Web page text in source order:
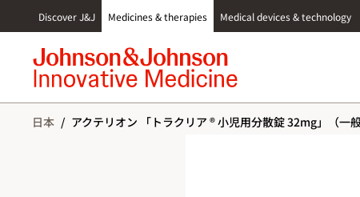
c
Discover J&J Medicines & therapies Medical devices & technology
日本 / アクテリオン 「トラクリア ® 小児用分散錠 32mg」（一